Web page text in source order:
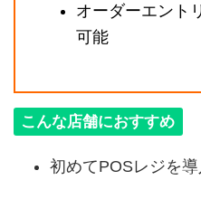
オーダーエント
可能
こんな店舗におすすめ
初めてPOSレジを